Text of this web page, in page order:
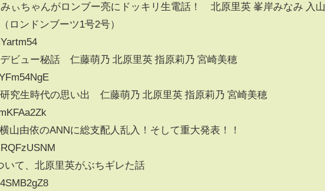
ぃちゃんがロンブー亮にドッキリ生電話！ 北原里英 峯岸みなみ 入山
ロンドンブーツ1号2号）
ビュー秘話 仁藤萌乃 北原里英 指原莉乃 宮崎美穂
究生時代の思い出 仁藤萌乃 北原里英 指原莉乃 宮崎美穂
山由依のANNに総支配人乱入！そして重大発表！！
いて、北原里英がぶちギレた話